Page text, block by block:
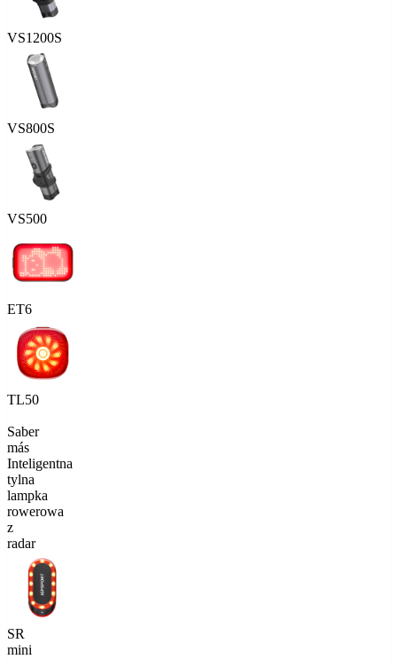
VS1200S
VS800S
VS500
ET6
TL50
Saber
más
Inteligentna
tylna
lampka
rowerowa
z
radar
SR
mini